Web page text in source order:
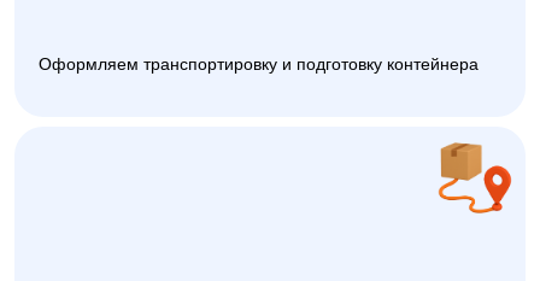
Оформляем транспортировку и подготовку контейнера